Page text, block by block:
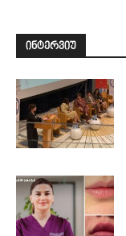
ᲘᲜᲢᲔᲠᲕᲘᲣ